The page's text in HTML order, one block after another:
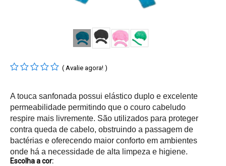
( Avalie agora! )
A touca sanfonada possui elástico duplo e excelente
permeabilidade permitindo que o couro cabeludo
respire mais livremente. São utilizados para proteger
contra queda de cabelo, obstruindo a passagem de
bactérias e oferecendo maior conforto em ambientes
onde há a necessidade de alta limpeza e higiene.
Escolha a cor: